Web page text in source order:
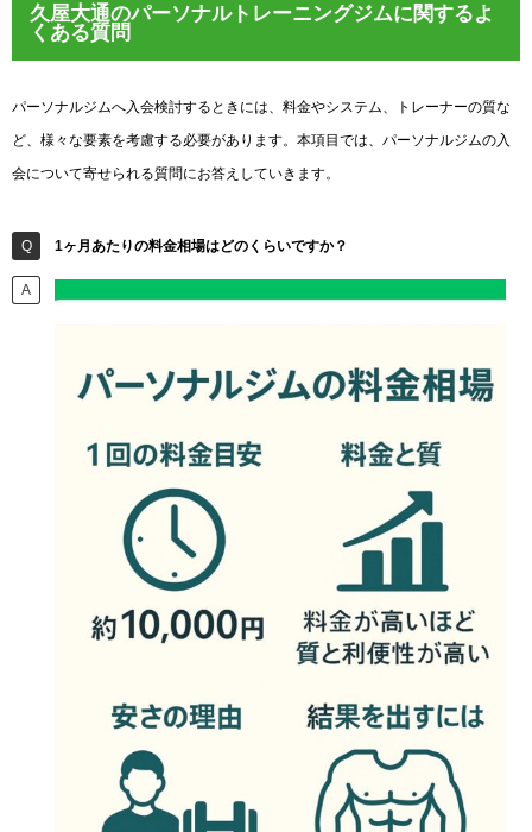
久屋大通のパーソナルトレーニングジムに関するよ
くある質問
パーソナルジムへ入会検討するときには、料金やシステム、トレーナーの質な
ど、様々な要素を考慮する必要があります。本項目では、パーソナルジムの入
会について寄せられる質問にお答えしていきます。
1ヶ月あたりの料金相場はどのくらいですか？